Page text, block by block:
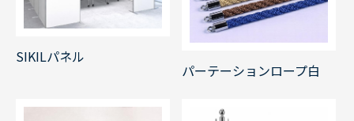
SIKILパネル
パーテーションロープ白